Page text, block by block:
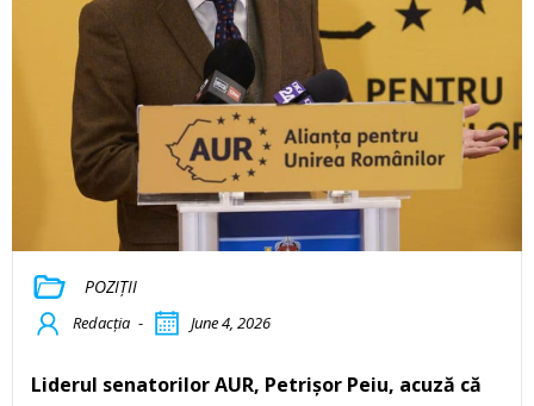
POZIȚII
Redacția - June 4, 2026
Liderul senatorilor AUR, Petrișor Peiu, acuză că